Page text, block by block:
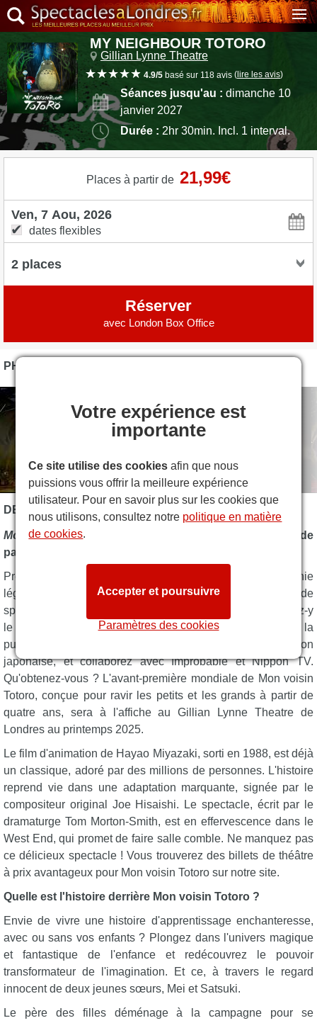
MY NEIGHBOUR TOTORO
Gillian Lynne Theatre
4.9/5 basé sur 118 avis ( lire les avis)
Séances jusqu'au : dimanche 10
janvier 2027
Durée : 2hr 30min. Incl. 1 interval.
Places à partir de 21,99€
dates flexibles
Réserver
avec London Box Office
PHOTOS
DESCRIPTION DE MY NEIGHBOUR TOTORO
Mon voisin Totoro
– Une histoire enchanteresse de
passage à l'âge adulte
Prenez la Royal Shakespeare Company, une compagnie
légendaire qui enchante le public avec une vaste gamme de
spectacles de comédies musicales exceptionnels. Ajoutez-y
le talentueux producteur exécutif Joe Hisaishi. Incorporez la
puissance créative du Studio Ghibli, véritable institution
japonaise, et collaborez avec Improbable et Nippon TV.
Qu'obtenez-vous ? L'avant-première mondiale de Mon voisin
Totoro, conçue pour ravir les petits et les grands à partir de
quatre ans, sera à l'affiche au Gillian Lynne Theatre de
Londres au printemps 2025.
Le film d'animation de Hayao Miyazaki, sorti en 1988, est déjà
un classique, adoré par des millions de personnes. L'histoire
reprend vie dans une adaptation marquante, signée par le
compositeur original Joe Hisaishi. Le spectacle, écrit par le
dramaturge Tom Morton-Smith, est en effervescence dans le
West End, qui promet de faire salle comble. Ne manquez pas
ce délicieux spectacle ! Vous trouverez des billets de théâtre
à prix avantageux pour Mon voisin Totoro sur notre site.
Quelle est l'histoire derrière Mon voisin Totoro ?
Envie de vivre une histoire d'apprentissage enchanteresse,
avec ou sans vos enfants ? Plongez dans l'univers magique
et fantastique de l'enfance et redécouvrez le pouvoir
transformateur de l'imagination. Et ce, à travers le regard
innocent de deux jeunes sœurs, Mei et Satsuki.
Le père des filles déménage à la campagne pour se
Votre expérience est
importante
Ce site utilise des cookies afin que nous
puissions vous offrir la meilleure expérience
utilisateur. Pour en savoir plus sur les cookies que
nous utilisons, consultez notre politique en matière
de cookies.
Paramètres des cookies
Accepter et poursuivre